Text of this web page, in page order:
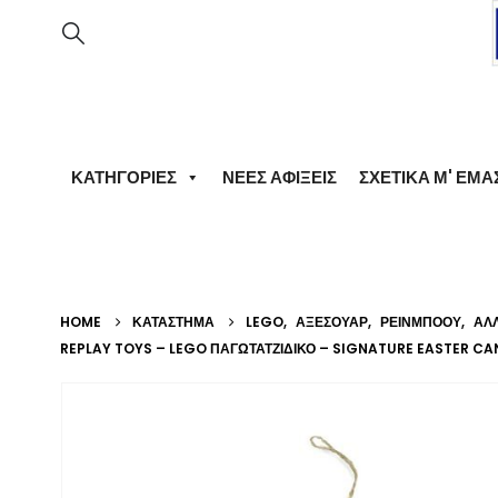
ΚΑΤΗΓΟΡΊΕΣ ΝΈΕΣ ΑΦΊΞΕΙΣ ΣΧΕΤΙΚΆ Μ'
HOME ΚΑΤΆΣΤΗΜΑ LEGO, ΑΞΕΣΟΥΆΡ, ΡΕΙΝΜΠΟΟΥ,
REPLAY TOYS – LEGO ΠΑΓΩΤΑΤΖΊΔΙΚΟ – SIGNATURE EASTER